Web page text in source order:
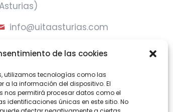
de las cookies
utilizamos tecnologías como las
la información del dispositivo. El
permitirá procesar datos como el
identificaciones únicas en este sitio. No
info@uitaasturias.com
985 741 141 Móvil: 639 711 231 /